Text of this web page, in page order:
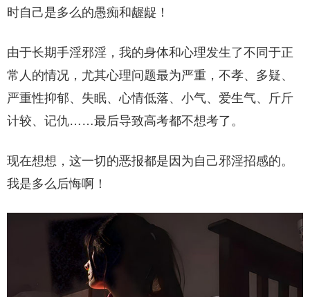
时自己是多么的愚痴和龌龊！
由于长期手淫邪淫，我的身体和心理发生了不同于正
常人的情况，尤其心理问题最为严重，不孝、多疑、
严重性抑郁、失眠、心情低落、小气、爱生气、斤斤
计较、记仇……最后导致高考都不想考了。
现在想想，这一切的恶报都是因为自己邪淫招感的。
我是多么后悔啊！